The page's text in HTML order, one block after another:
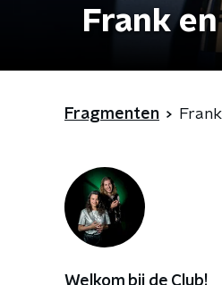
Frank
Fragmenten
Welkom bij de Club!